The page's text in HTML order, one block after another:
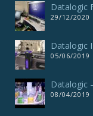
Datalogic
29/12/2020
Datalogic
05/06/2019
Datalogic
08/04/2019